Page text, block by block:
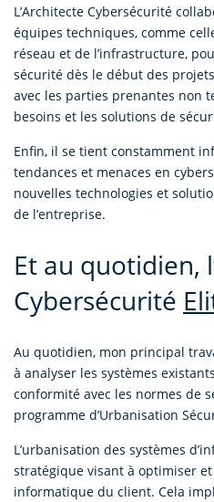
L’Architecte Cybersécurité
équipes techniques, comme
réseau et de l’infrastructure,
sécurité dès le début des
avec les parties prenantes non
besoins et les solutions de
Enfin, il se tient constamment
tendances et menaces en
nouvelles technologies et
de l’entreprise.
Et au quotidien,
Cybersécurité
Au quotidien, mon principal
à analyser les systèmes
conformité avec les normes de
programme d’Urbanisation
L’urbanisation des systèmes
stratégique visant à optimiser
informatique du client. Cela